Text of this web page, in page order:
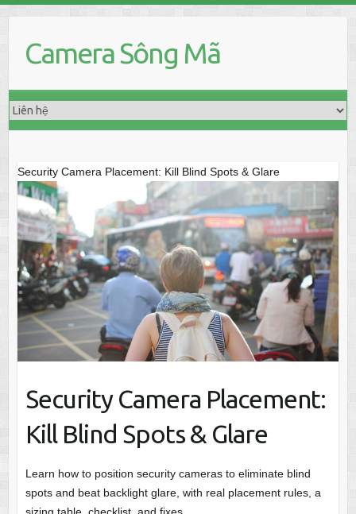
contentCamera Sông Mã
Security Camera Placement: Kill Blind Spots & Glare
Security Camera Placement:
Kill Blind Spots & Glare
Learn how to position security cameras to eliminate blind
spots and beat backlight glare, with real placement rules, a